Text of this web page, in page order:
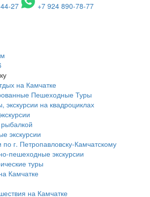
27
+7 924 890-78-77
на Камчатке
Пешеходные Туры
экскурсии на квадроциклах
экскурсии
по г. Петропавловску-Камчатскому
пешеходные экскурсии
туры
Камчатке
на Камчатке